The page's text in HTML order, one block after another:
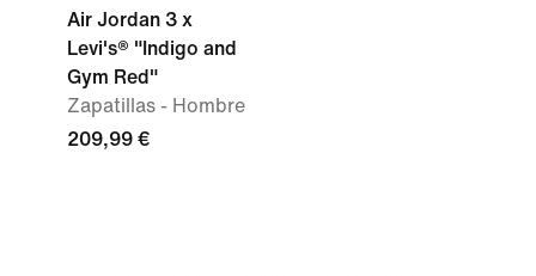
Air Jordan 3 x
Levi's® "Indigo and
Gym Red"
Zapatillas - Hombre
209,99 €